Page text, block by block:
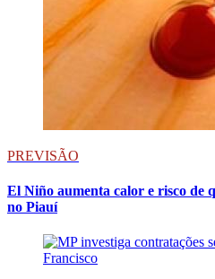
PREVISÃO
El Niño aumenta calor e risco de
no Piauí